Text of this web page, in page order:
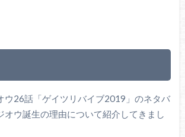
ウ26話「ゲイツリバイブ2019」のネタバ
オウ誕生の理由について紹介してきまし